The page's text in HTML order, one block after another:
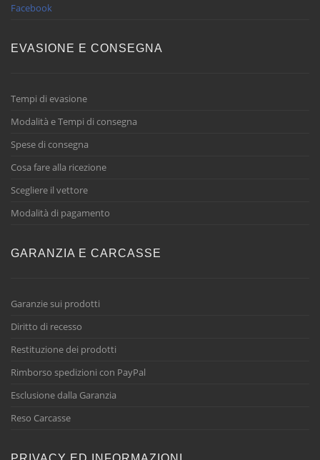
Facebook
EVASIONE E CONSEGNA
Tempi di evasione
Modalità e Tempi di consegna
Spese di consegna
Cosa fare alla ricezione
Scegliere il vettore
Modalità di pagamento
GARANZIA E CARCASSE
Garanzie sui prodotti
Diritto di recesso
Restituzione dei prodotti
Rimborso spedizioni con PayPal
Esclusione dalla Garanzia
Reso Carcasse